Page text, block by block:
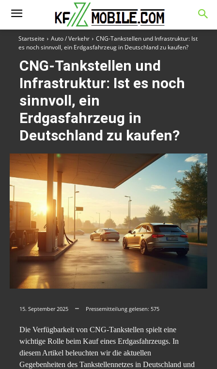
Startseite Auto / Verkehr
CNG-Tankstellen und Infrastruktur: Ist
es noch sinnvoll, ein Erdgasfahrzeug in Deutschland zu kaufen?
CNG-Tankstellen und
Infrastruktur: Ist es noch
sinnvoll, ein
Erdgasfahrzeug in
Deutschland zu kaufen?
15. September 2025 Pressemitteilung gelesen: 575
Die Verfügbarkeit von CNG-Tankstellen spielt eine
wichtige Rolle beim Kauf eines Erdgasfahrzeugs. In
diesem Artikel beleuchten wir die aktuellen
Gegebenheiten des Tankstellennetzes in Deutschland und